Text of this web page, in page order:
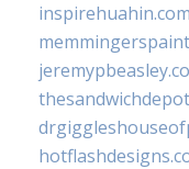
inspirehuahin.com